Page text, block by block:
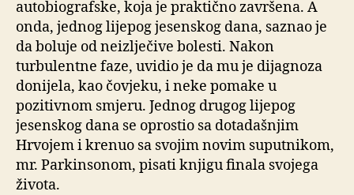
autobiografske, koja je praktično završena. A
onda, jednog lijepog jesenskog dana, saznao je
da boluje od neizlječive bolesti. Nakon
turbulentne faze, uvidio je da mu je dijagnoza
donijela, kao čovjeku, i neke pomake u
pozitivnom smjeru. Jednog drugog lijepog
jesenskog dana se oprostio sa dotadašnjim
Hrvojem i krenuo sa svojim novim suputnikom,
mr. Parkinsonom, pisati knjigu finala svojega
života.